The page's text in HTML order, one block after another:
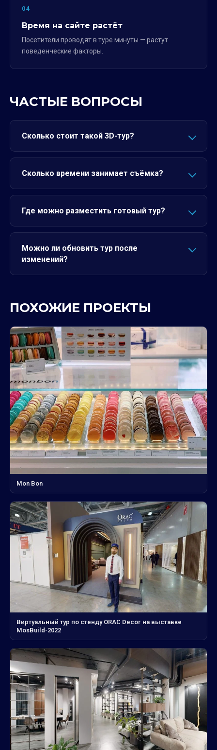
04
Время на сайте растёт
Посетители проводят в туре минуты — растут
поведенческие факторы.
ЧАСТЫЕ ВОПРОСЫ
Сколько стоит такой 3D-тур?
Сколько времени занимает съёмка?
Где можно разместить готовый тур?
Можно ли обновить тур после
изменений?
ПОХОЖИЕ ПРОЕКТЫ
Mon Bon
Виртуальный тур по стенду ORAC Decor на выставке
MosBuild-2022